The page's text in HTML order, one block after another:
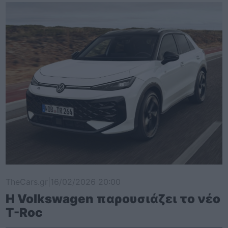
Η Volkswagen παρουσιάζει το νέο
T-Roc